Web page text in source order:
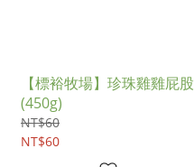
【標裕牧場】珍珠雞雞屁股
(450g)
NT$60
NT$60